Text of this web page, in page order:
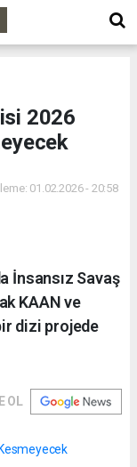
2026
01.02.2026 - 20:58
İnsansız Savaş
KAAN ve
dizi projede
OL